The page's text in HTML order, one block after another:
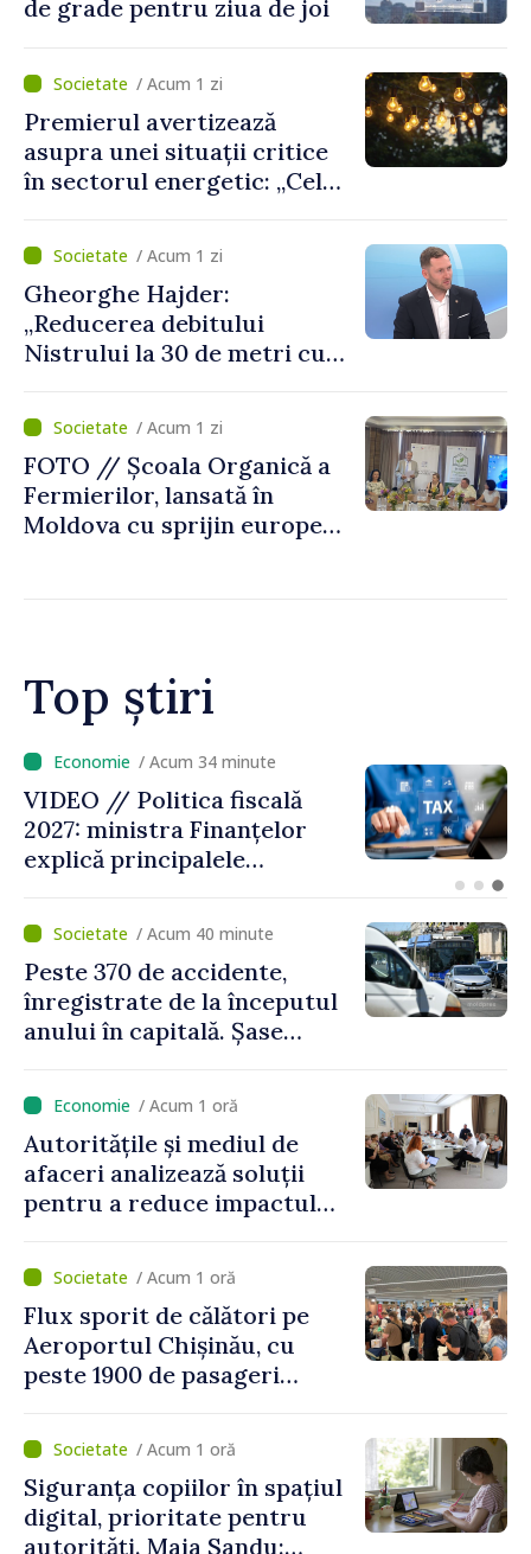
de grade pentru ziua de joi
/ Acum 1 zi
Premierul avertizează
asupra unei situații critice
în sectorul energetic: „Cel
putea cumpăra nici curent
de avarie”/ Acum 1 zi
Gheorghe Hajder:
„Reducerea debitului
Nistrului la 30 de metri cubi
„catastrofă naturală”
/ Acum 1 zi
FOTO // Școala Organică a
Fermierilor, lansată în
Moldova cu sprijin european
Top știri
/ Acum 11 minute
VIDEO // Moldelectrica:
consumatorii finali nu au
fost afectați în urma
reparație vor fi efectuate în
regim prioritar
/ Acum 40 minute
Peste 370 de accidente,
înregistrate de la începutul
anului în capitală. Șase
/ Acum 1 oră
Autoritățile și mediul de
afaceri analizează soluții
pentru a reduce impactul
asupra economiei
/ Acum 1 oră
Flux sporit de călători pe
Aeroportul Chișinău, cu
peste 1900 de pasageri
de vârf a concediilor
/ Acum 1 oră
Siguranța copiilor în spațiul
digital, prioritate pentru
autorități. Maia Sandu: